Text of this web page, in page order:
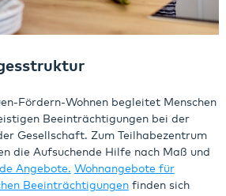
Fördern-Wohnen begleitet Menschen
Beeinträchtigungen bei der
Gesellschaft. Zum Teilhabezentrum
die Aufsuchende Hilfe nach Maß und
Angebote. Wohnangebote für
Beeinträchtigungenfinden sich